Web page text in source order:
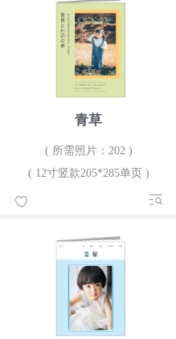
青草
( 所需照片：202 )
( 12寸竖款205*285单页 )